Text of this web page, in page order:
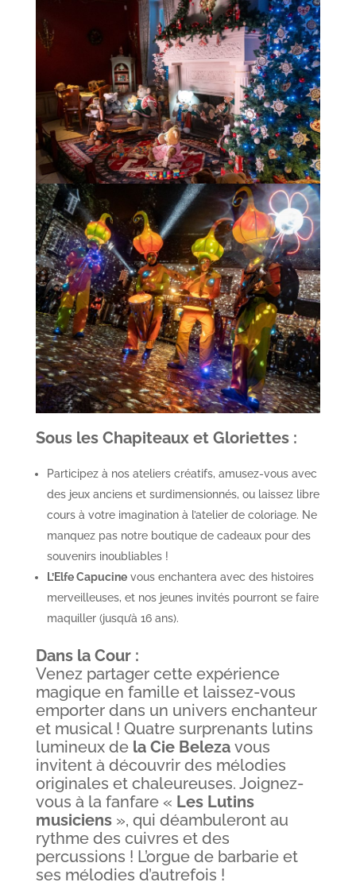
Sous les Chapiteaux et Gloriettes :
Participez à nos ateliers créatifs, amusez-vous avec
des jeux anciens et surdimensionnés, ou laissez libre
cours à votre imagination à l’atelier de coloriage. Ne
manquez pas notre boutique de cadeaux pour des
souvenirs inoubliables !
L’Elfe Capucinevous enchantera avec des histoires
merveilleuses, et nos jeunes invités pourront se faire
maquiller (jusqu’à 16 ans).
Dans la Cour :
Venez partager cette expérience
magique en famille et laissez-vous
emporter dans un univers enchanteur
et musical ! Quatre surprenants lutins
lumineux de la Cie Belezavous
invitent à découvrir des mélodies
originales et chaleureuses. Joignez-
vous à la fanfare « Les Lutins
musiciens», qui déambuleront au
rythme des cuivres et des
percussions ! L’orgue de barbarie et
ses mélodies d’autrefois !